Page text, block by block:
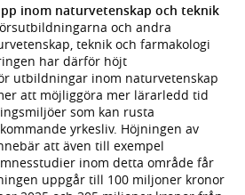
inom naturvetenskap och teknik
och andra
teknik och farmakologi
har därför höjt
utbildningar inom naturvetenskap
att möjliggöra mer lärarledd tid
som kan rusta
yrkesliv. Höjningen av
att även till exempel
inom detta område får
uppgår till 100 miljoner kronor